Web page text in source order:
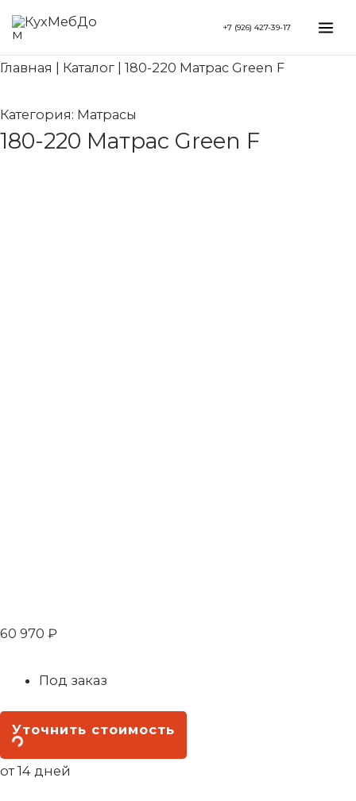
Перейти
содержимому
+7 (926) 427-39-17
Главная Каталог 180-220 Матрас Green F
Категория: Матрасы
180-220 Матрас Green F
60 970 ₽
Под заказ
Уточнить стоимость
от 14 дней
Search...